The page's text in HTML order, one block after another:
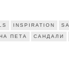
INSPIRATION
ПЕТА САНДАЛИ